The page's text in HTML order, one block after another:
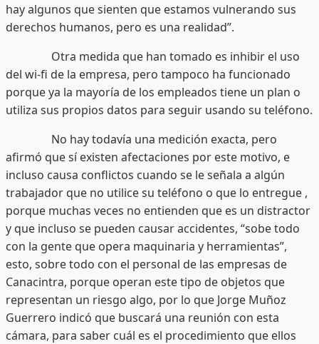
hay algunos que sienten que estamos vulnerando sus
derechos humanos, pero es una realidad”.
Otra medida que han tomado es inhibir el uso
del wi-fi de la empresa, pero tampoco ha funcionado
porque ya la mayoría de los empleados tiene un plan o
utiliza sus propios datos para seguir usando su teléfono.
No hay todavía una medición exacta, pero
afirmó que sí existen afectaciones por este motivo, e
incluso causa conflictos cuando se le señala a algún
trabajador que no utilice su teléfono o que lo entregue ,
porque muchas veces no entienden que es un distractor
y que incluso se pueden causar accidentes, “sobe todo
con la gente que opera maquinaria y herramientas”,
esto, sobre todo con el personal de las empresas de
Canacintra, porque operan este tipo de objetos que
representan un riesgo algo, por lo que Jorge Muñoz
Guerrero indicó que buscará una reunión con esta
cámara, para saber cuál es el procedimiento que ellos